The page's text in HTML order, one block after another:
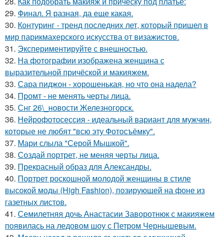
29. Финал. Я разная, да еще какая.
30. Контуринг - тренд последних лет, который пришел в
мир парикмахерского искусства от визажистов.
31. Экспериментируйте с внешностью.
32. На фотографии изображена женщина с
выразительной причёской и макияжем.
33. Сара пиджон - хорошенькая, но что она надела?
34. Промт - не менять черты лица.
35. Снг 26\_новости Железногорск.
36. Нейрофотосессия - идеальный вариант для мужчин,
которые не любят "всю эту Фотосъёмку".
37. Мари слыла "Серой Мышкой".
38. Создай портрет, не меняя черты лица.
39. Прекрасный образ для Александры.
40. Портрет роскошной молодой женщины в стиле
высокой моды (High Fashion), позирующей на фоне из
газетных листов.
41. Семилетняя дочь Анастасии Заворотнюк с макияжем
появилась на ледовом шоу с Петром Чернышевым.